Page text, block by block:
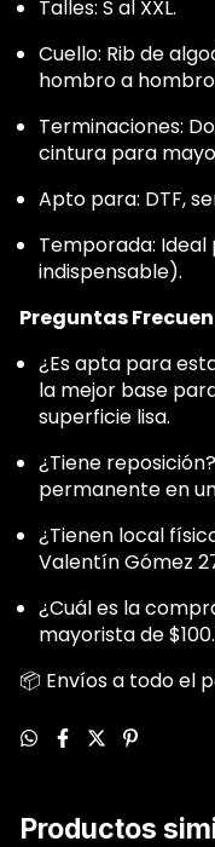
Talles: S al XXL.
Cuello: Rib de
hombro a
Terminaciones:
cintura para
Apto para: DTF,
Temporada:
indispensable).
Preguntas
¿Es apta para
la mejor base
superficie lisa.
¿Tiene
permanente en
¿Tienen local
Valentín Gómez
¿Cuál es la
mayorista de
📦 Envíos a todo el
Productos